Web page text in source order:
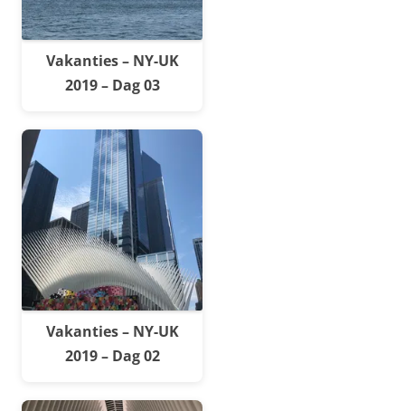
Vakanties – NY-UK
2019 – Dag 03
Vakanties – NY-UK
2019 – Dag 02